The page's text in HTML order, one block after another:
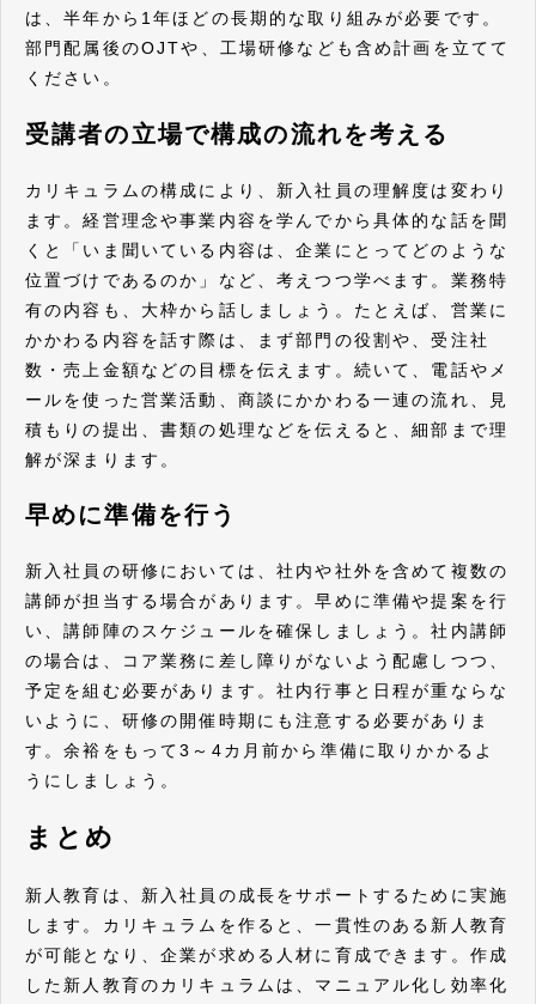
は、半年から1年ほどの長期的な取り組みが必要です。
部門配属後のOJTや、工場研修なども含め計画を立てて
ください。
受講者の立場で構成の流れを考える
カリキュラムの構成により、新入社員の理解度は変わり
ます。経営理念や事業内容を学んでから具体的な話を聞
くと「いま聞いている内容は、企業にとってどのような
位置づけであるのか」など、考えつつ学べます。業務特
有の内容も、大枠から話しましょう。たとえば、営業に
かかわる内容を話す際は、まず部門の役割や、受注社
数・売上金額などの目標を伝えます。続いて、電話やメ
ールを使った営業活動、商談にかかわる一連の流れ、見
積もりの提出、書類の処理などを伝えると、細部まで理
解が深まります。
早めに準備を行う
新入社員の研修においては、社内や社外を含めて複数の
講師が担当する場合があります。早めに準備や提案を行
い、講師陣のスケジュールを確保しましょう。社内講師
の場合は、コア業務に差し障りがないよう配慮しつつ、
予定を組む必要があります。社内行事と日程が重ならな
いように、研修の開催時期にも注意する必要がありま
す。余裕をもって3～4カ月前から準備に取りかかるよ
うにしましょう。
まとめ
新人教育は、新入社員の成長をサポートするために実施
します。カリキュラムを作ると、一貫性のある新人教育
が可能となり、企業が求める人材に育成できます。作成
した新人教育のカリキュラムは、マニュアル化し効率化